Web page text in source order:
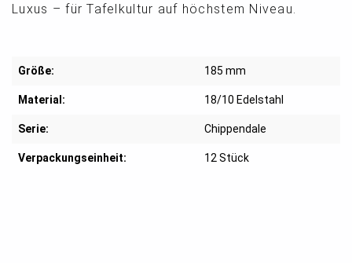
Luxus – für Tafelkultur auf höchstem Niveau.
Größe: 185 mm
Material: 18/10 Edelstahl
Serie: Chippendale
Verpackungseinheit: 12 Stück